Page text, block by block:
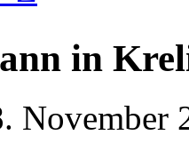
in
November